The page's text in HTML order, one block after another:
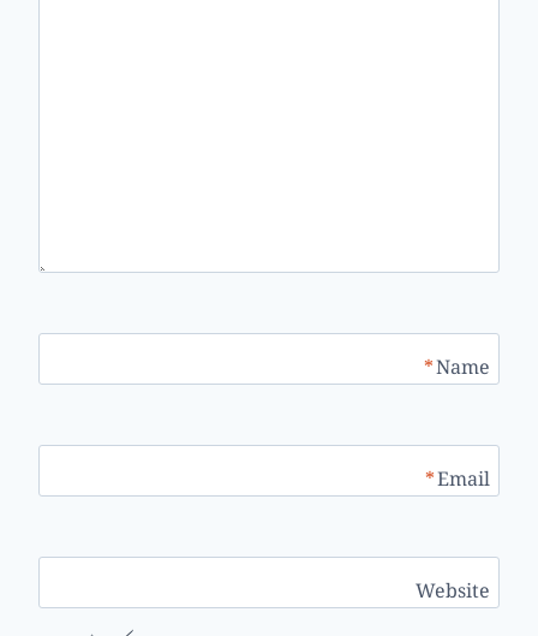
Name
*
Email
*
Website